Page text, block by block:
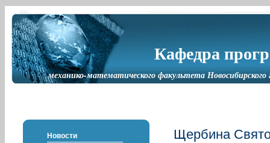
Кафедра
механико-математического факультета Новосибирского
Щербина
Новости